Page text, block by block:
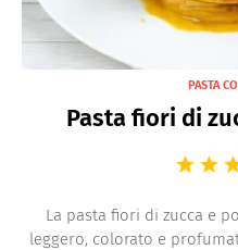
PASTA
Pasta fiori di
La pasta fiori di zucca e
leggero, colorato e